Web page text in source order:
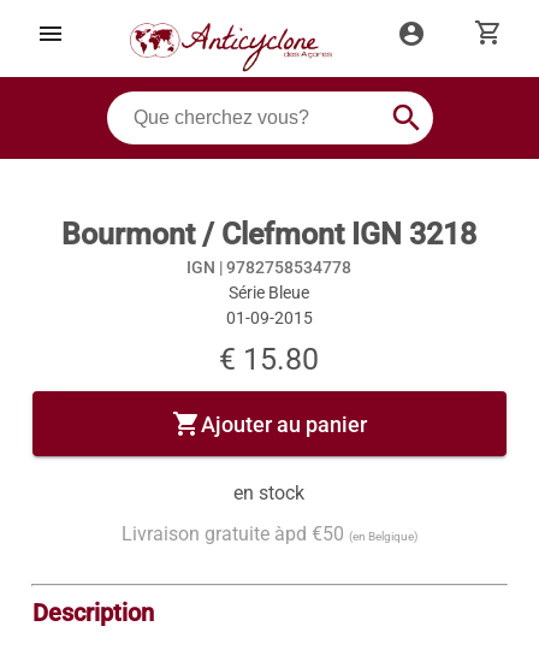
menu account_circle shopping_cart
search
Bourmont / Clefmont IGN 3218
IGN |9782758534778
Série Bleue
01-09-2015
€ 15.80
shopping_cartAjouter au panier
en stock
Livraison gratuite àpd €50 (en Belgique)
Description